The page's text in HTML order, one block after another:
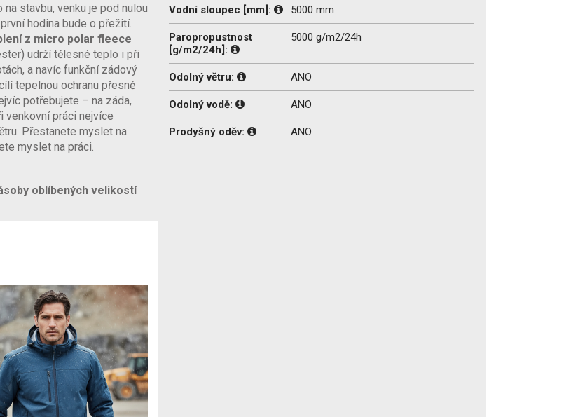
na stavbu, venku je pod nulou
hodina bude o přežití.
z micro polar fleece
udrží tělesné teplo i při
a navíc funkční zádový
tepelnou ochranu přesně
potřebujete – na záda,
venkovní práci nejvíce
Přestanete myslet na
myslet na práci.
oblíbených velikostí
Vodní sloupec [mm]: 5000 mm
Paropropustnost
[g/m2/24h]:
5000 g/m2/24h
Odolný větru: ANO
Odolný vodě: ANO
Prodyšný oděv: ANO